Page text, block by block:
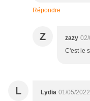
Répondre
Z zazy
C'est le
L Lydia 01/05/